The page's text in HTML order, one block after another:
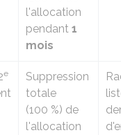
l'allocation
pendant 1
mois
e
Suppression
totale
(100 %) de
l'allocation